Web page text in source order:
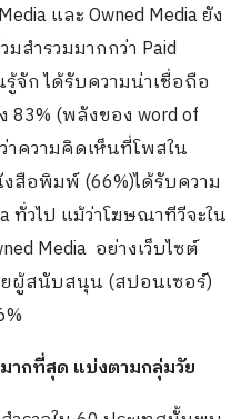
และ Owned Media ยัง
สำรวมมากกว่า Paid
จัก ได้รับความน่าเชื่อถือ
83% (พลังของ word of
าความคิดเห็นที่โพสใน
สือพิมพ์ (66%)ได้รับความ
ทั่วไป แม้ว่าโฆษณาทีวีจะใน
Media อย่างเว็บไซต์
ผู้สนับสนุน (สปอนเซอร์)
กที่สุด แบ่งตามกลุ่มวัย